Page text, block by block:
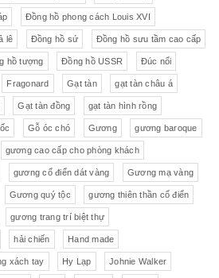
Đồng hồ phong cách Louis XVI
lê Đồng hồ sứ Đồng hồ sưu tầm cao cấp
hồ tượng Đồng hồ USSR Đúc nổi
Fragonard Gạt tàn gạt tàn châu á
Gạt tàn đồng gạt tàn hình rồng
Gỗ óc chó Gương gương baroque
gương cao cấp cho phòng khách
gương cổ điển dát vàng Gương mạ vàng
Gương quý tộc gương thiên thần cổ điển
gương trang trí biệt thự
hải chiến Hand made
xách tay Hy Lạp Johnie Walker